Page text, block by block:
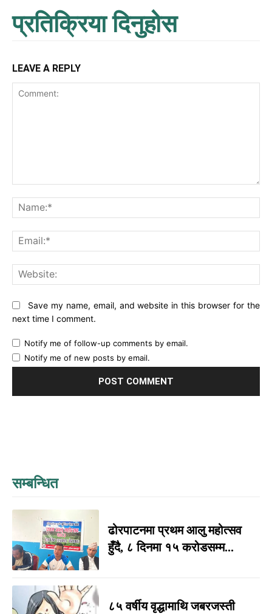
प्रतिक्रिया दिनुहोस
LEAVE A REPLY
Save my name, email, and website in this browser for the
next time I comment.
Notify me of follow-up comments by email.
Notify me of new posts by email.
सम्बन्धित
ढोरपाटनमा प्रथम आलु महोत्सव
हुँदै, ८ दिनमा १५ करोडसम्म...
८५ वर्षीय वृद्धामाथि जबरजस्ती